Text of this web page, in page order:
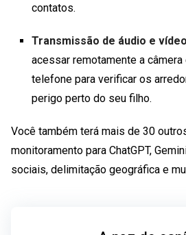
contatos.
Transmissão de áudio e
acessar remotamente a
telefone para verificar os
perigo perto do seu filho.
Você também terá mais de 30
monitoramento para ChatGPT,
sociais, delimitação geográfica e